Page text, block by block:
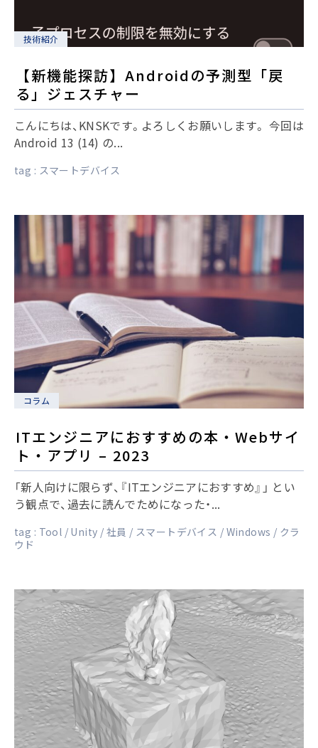
技術紹介
【新機能探訪】Androidの予測型「戻
る」ジェスチャー
こんにちは、KNSKです。よろしくお願いします。 今回は
Android 13 (14) の...
tag : スマートデバイス
コラム
ITエンジニアにおすすめの本・Webサイ
ト・アプリ – 2023
「新人向けに限らず、『ITエンジニアにおすすめ』」 とい
う観点で、過去に読んでためになった・...
tag : Tool Unity 社員 スマートデバイス Windows
クラ
ウド